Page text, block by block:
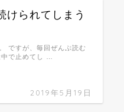
けられてしまう
2019年5月19日
ですが、毎回ぜんぶ読む
で止めてし …